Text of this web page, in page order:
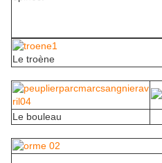
Le troène
Le bouleau